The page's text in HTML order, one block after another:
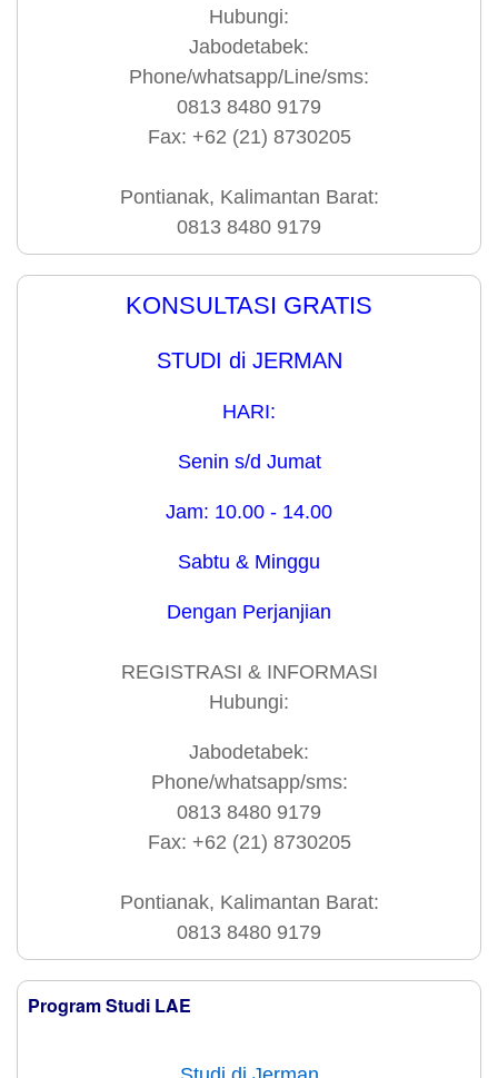
Hubungi:
Jabodetabek:
Phone/whatsapp/Line/sms:
0813 8480 9179
Fax: +62 (21) 8730205
Pontianak, Kalimantan Barat:
0813 8480 9179
KONSULTASI GRATIS
STUDI di JERMAN
HARI:
Senin s/d Jumat
Jam: 10.00 - 14.00
Sabtu & Minggu
Dengan Perjanjian
REGISTRASI & INFORMASI
Hubungi:
Jabodetabek:
Phone/whatsapp/sms:
0813 8480 9179
Fax: +62 (21) 8730205
Pontianak, Kalimantan Barat:
0813 8480 9179
Program Studi LAE